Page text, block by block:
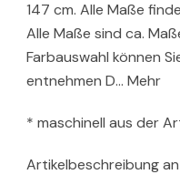
147 cm. Alle Maße
Alle Maße sind ca.
Farbauswahl können
entnehmen D… Mehr
* maschinell aus der
Artikelbeschreibung